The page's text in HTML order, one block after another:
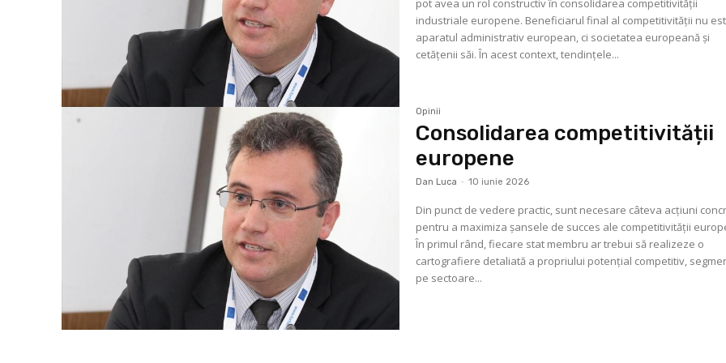
pot avea un rol constructiv în consolidarea competitivității
industriale europene. Beneficiarul final al competitivității nu
aparatul administrativ european, ci societatea europeană și
cetățenii săi. În acest context, tendințele...
Opinii
Consolidarea competitivității
europene
Dan Luca - 10 iunie 2026
Din punct de vedere practic, sunt necesare câteva acțiuni
pentru a maximiza șansele de succes ale competitivității
În primul rând, fiecare stat membru ar trebui să realizeze o
cartografiere detaliată a propriului potențial competitiv,
pe sectoare...